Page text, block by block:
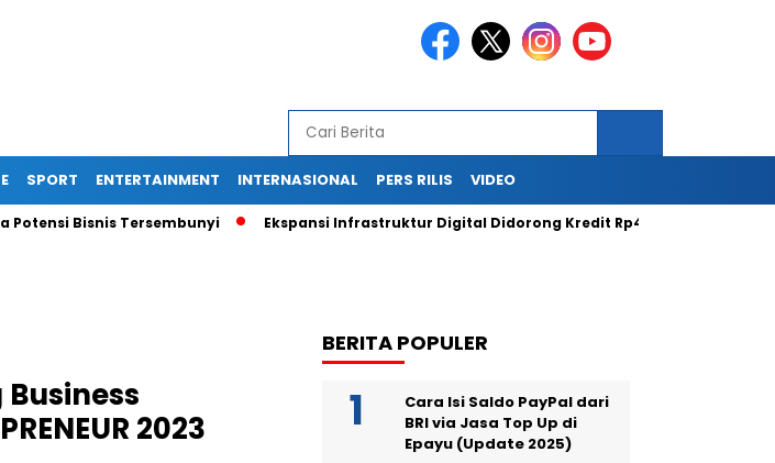
SPORT ENTERTAINMENT INTERNASIONAL PERS RILIS VIDEO
Bisnis Tersembunyi Ekspansi Infrastruktur Digital Didorong Kredit Rp400 Miliar TOWR dari
2023
BERITA POPULER
Cara Isi Saldo PayPal dari
BRI via Jasa Top Up di
Epayu (Update 2025)